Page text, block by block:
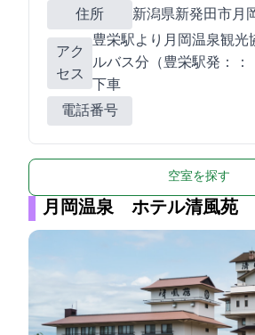
住所 新潟県新発田市月岡温
アク
セス
JR豊栄駅より月岡温泉観
ルバス25分（豊栄駅発14：30 15：35
下車
電話番号
空室を探す
月岡温泉 ホテル清風苑